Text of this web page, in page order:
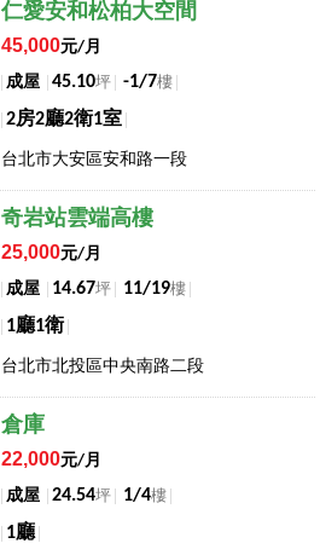
仁愛安和松柏大空間
45,000元/月
成屋
45.10坪 -1/7樓
2房2廳2衛1室
台北市大安區安和路一段
奇岩站雲端高樓
25,000元/月
成屋
14.67坪 11/19樓
1廳1衛
台北市北投區中央南路二段
倉庫
22,000元/月
成屋
24.54坪 1/4樓
1廳